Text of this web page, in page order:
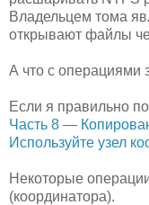
Владельцем тома
открывают файлы
А что с операциями
Если я правильно
Часть 8 —
Используйте узел
Некоторые
(координатора).